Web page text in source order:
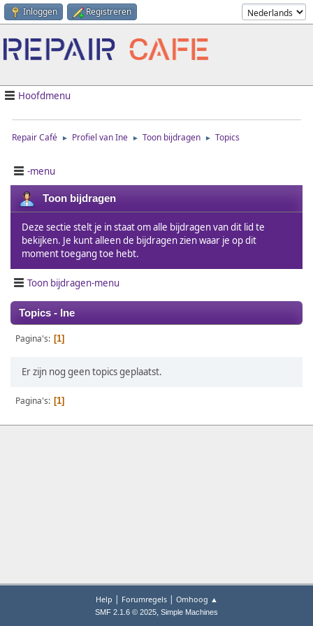
Inloggen Registreren
Hoofdmenu
Repair Café ► Profiel van Ine ► Toon bijdragen ► Topics
-menu
Toon bijdragen
Deze sectie stelt je in staat om alle bijdragen van dit lid te
bekijken. Je kunt alleen de bijdragen zien waar je op dit
moment toegang toe hebt.
Toon bijdragen-menu
Topics - Ine
Pagina's 1
Er zijn nog geen topics geplaatst.
Pagina's 1
Help | Forumregels| Omhoog ▲
SMF 2.1.6 © 2025, Simple Machines